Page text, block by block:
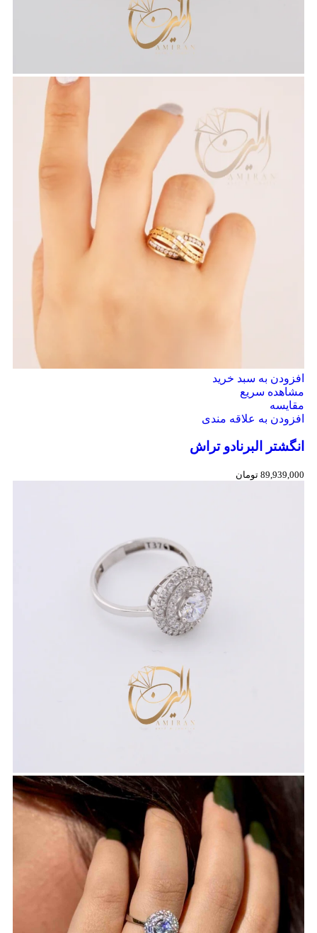
افزودن به سبد خرید
مشاهده سریع
مقایسه
افزودن به علاقه مندی
انگشتر البرنادو تراش
89,939,000 تومان